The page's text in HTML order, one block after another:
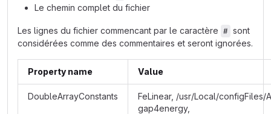
Le chemin complet du fichier
Les lignes du fichier commencant par le caractère # sont
considérées comme des commentaires et seront ignorées.
Property name Value
DoubleArrayConstants
FeLinear, /usr/Local/configFiles/
gap4energy,